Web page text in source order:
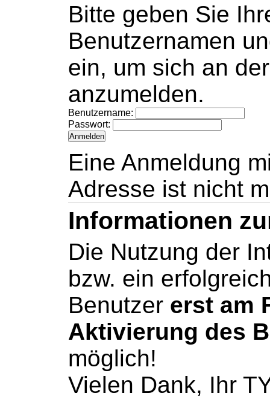
Bitte geben Sie
Benutzernamen
ein, um sich an
anzumelden.
Benutzername:
Passwort:
Eine Anmeldung
Adresse ist nicht
Informationen
Die Nutzung der
bzw. ein
Benutzer erst am
Aktivierung des
möglich!
Vielen Dank, Ihr